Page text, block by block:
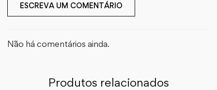
ESCREVA UM COMENTÁRIO
Não há comentários ainda.
Produtos relacionados